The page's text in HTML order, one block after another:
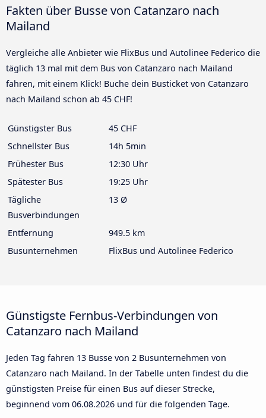
Fakten über Busse von Catanzaro nach
Mailand
Vergleiche alle Anbieter wie FlixBus und Autolinee Federico die
täglich 13 mal mit dem Bus von Catanzaro nach Mailand
fahren, mit einem Klick! Buche dein Busticket von Catanzaro
nach Mailand schon ab 45 CHF!
Günstigster Bus
45 CHF
Schnellster Bus
14h 5min
Frühester Bus
12:30 Uhr
Spätester Bus
19:25 Uhr
Tägliche
Busverbindungen
13 Ø
Entfernung
949.5 km
Busunternehmen
FlixBus und Autolinee Federico
Günstigste Fernbus-Verbindungen von
Catanzaro nach Mailand
Jeden Tag fahren 13 Busse von 2 Busunternehmen von
Catanzaro nach Mailand. In der Tabelle unten findest du die
günstigsten Preise für einen Bus auf dieser Strecke,
beginnend vom 06.08.2026 und für die folgenden Tage.